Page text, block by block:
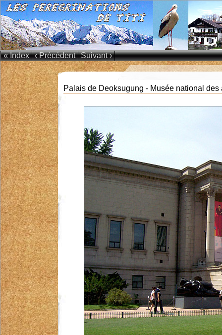
« Index ‹ Précédent Suivant ›
Palais de Deoksugung - Musée national des